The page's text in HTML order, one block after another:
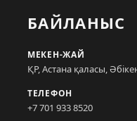
БАЙЛАНЫС
МЕКЕН-ЖАЙ
ҚР, Астана қаласы,
ТЕЛЕФОН
+7 701 933 8520